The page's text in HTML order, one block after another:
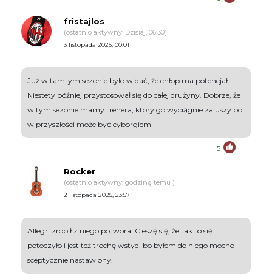
fristajlos
(ostatnio aktywny: Dzisiaj, 06:30)
3 listopada 2025, 00:01
Już w tamtym sezonie było widać, że chłop ma potencjał.
Niestety później przystosował się do całej drużyny. Dobrze, że
w tym sezonie mamy trenera, który go wyciągnie za uszy bo
w przyszłości może być cyborgiem
5
Rocker
(ostatnio aktywny: godzinę temu )
2 listopada 2025, 23:57
Allegri zrobił z niego potwora. Cieszę się, że tak to się
potoczyło i jest też trochę wstyd, bo byłem do niego mocno
sceptycznie nastawiony.